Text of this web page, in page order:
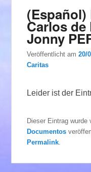
(Español)
Carlos de
Jonny
Veröffentlicht am20/
Caritas
Leider ist der
Dieser Eintrag
Documentos
Permalink